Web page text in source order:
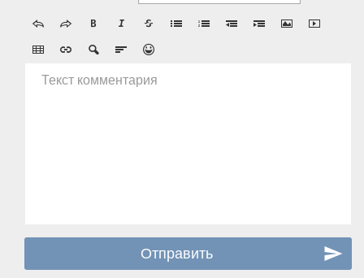
Текст комментария